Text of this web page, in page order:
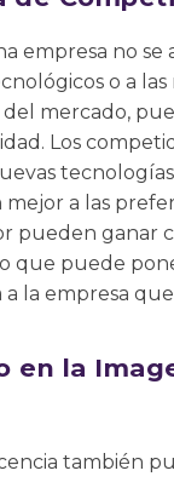
empresa no se
o a las
del mercado,
Los
a las
pueden ganar
que puede
a la empresa
en la
también